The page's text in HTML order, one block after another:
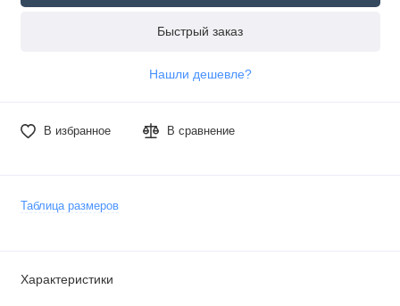
Быстрый заказ
Нашли дешевле?
В избранное В сравнение
Таблица размеров
Характеристики